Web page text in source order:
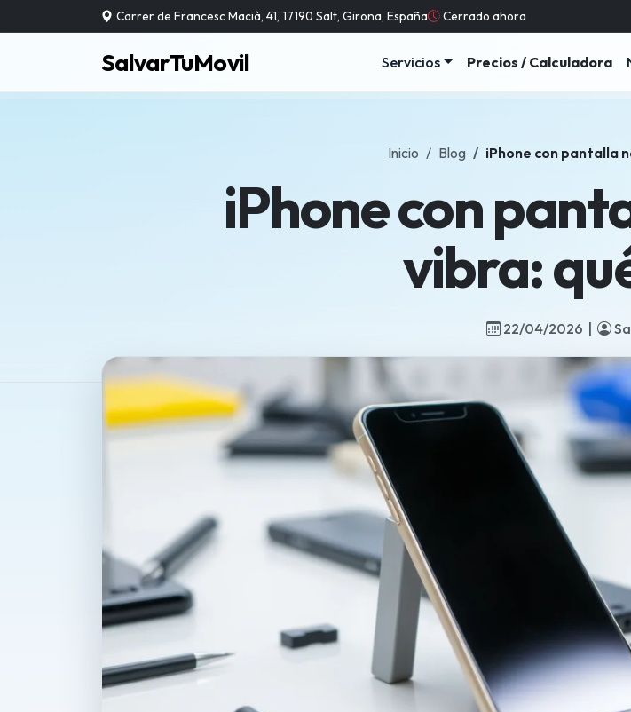
Carrer de Francesc Macià, 41, 17190 Salt, Girona, España Cerrado ahora
SalvarTuMovil Servicios Precios / Calculadora
Inicio Blog iPhone con pantalla
iPhone con
vibra:
22/04/2026 |